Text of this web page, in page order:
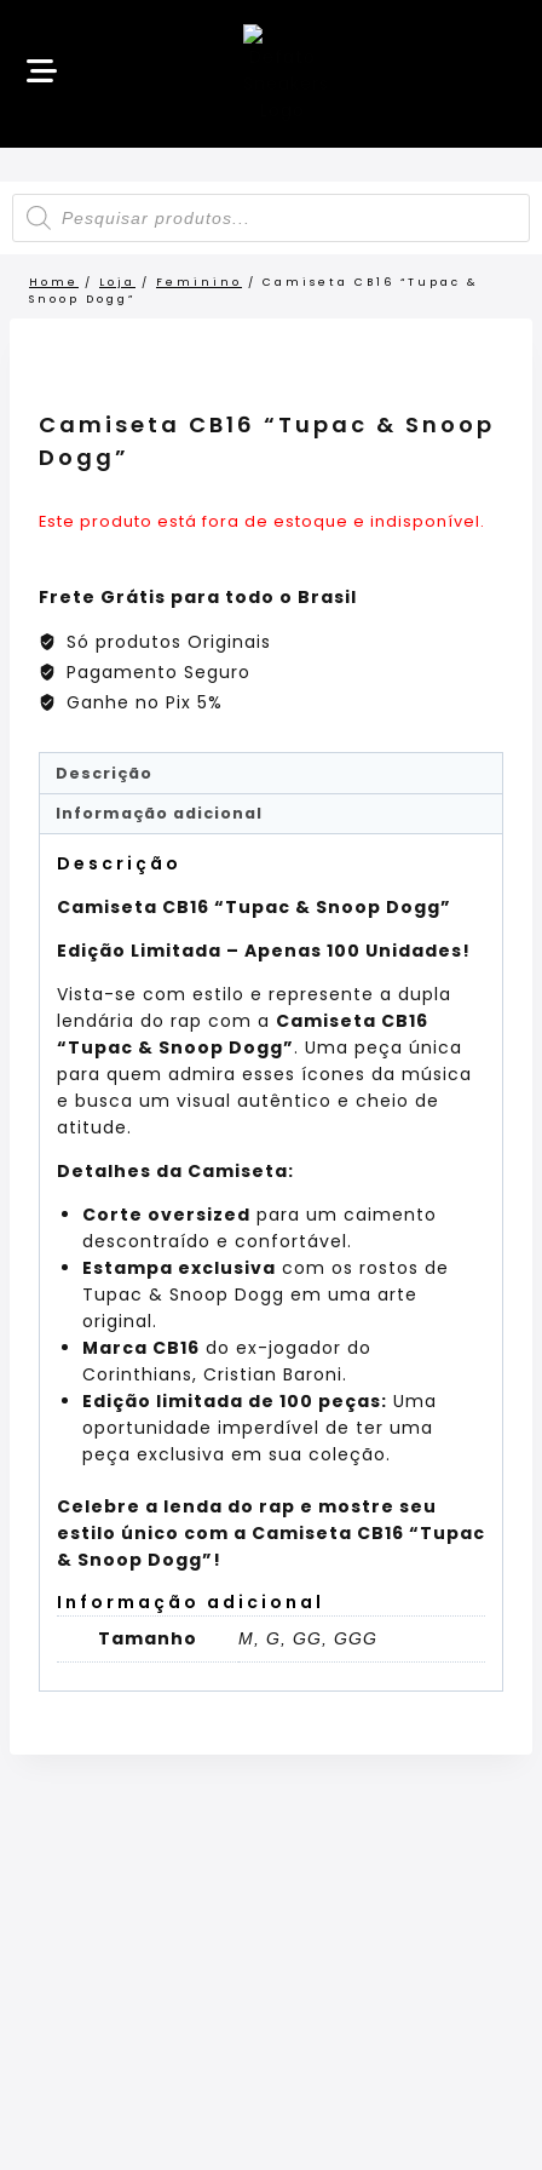
Home / Loja / Feminino /
Camiseta CB16 “Tupac &
Snoop Dogg”
Camiseta CB16 “Tupac & Snoop
Dogg”
Este produto está fora de estoque e indisponível.
Frete Grátis para todo o Brasil
Só produtos Originais
Pagamento Seguro
Ganhe no Pix 5%
Descrição
Informação adicional
Descrição
Camiseta CB16 “Tupac & Snoop Dogg”
Edição Limitada – Apenas 100 Unidades!
Vista-se com estilo e represente a dupla
lendária do rap com a Camiseta CB16
“Tupac & Snoop Dogg”. Uma peça única
para quem admira esses ícones da música
e busca um visual autêntico e cheio de
atitude.
Detalhes da Camiseta:
Corte oversized para um caimento
descontraído e confortável.
Estampa exclusiva com os rostos de
Tupac & Snoop Dogg em uma arte
original.
Marca CB16 do ex-jogador do
Corinthians, Cristian Baroni.
Edição limitada de 100 peças: Uma
oportunidade imperdível de ter uma
peça exclusiva em sua coleção.
Celebre a lenda do rap e mostre seu
estilo único com a Camiseta CB16 “Tupac
& Snoop Dogg”!
Informação adicional
Tamanho
M, G, GG, GGG